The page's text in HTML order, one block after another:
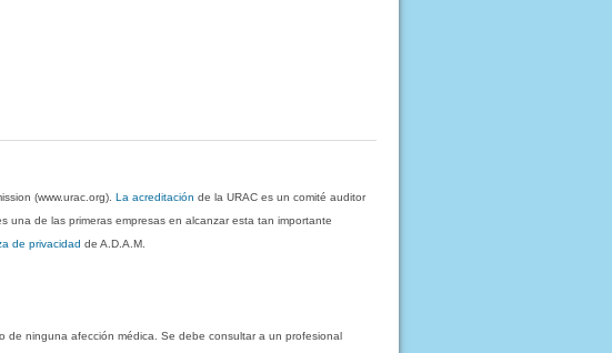
(www.urac.org).La acreditación de la URAC es un comité auditor
una de las primeras empresas en alcanzar esta tan importante
de privacidad de A.D.A.M.
de ninguna afección médica. Se debe consultar a un profesional